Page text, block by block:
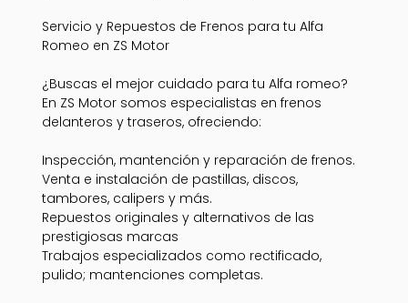
Servicio y Repuestos de Frenos para tu Alfa
Romeo en ZS Motor
¿Buscas el mejor cuidado para tu Alfa romeo?
En ZS Motor somos especialistas en frenos
delanteros y traseros, ofreciendo:
Inspección, mantención y reparación de frenos.
Venta e instalación de pastillas, discos,
tambores, calipers y más.
Repuestos originales y alternativos de las
prestigiosas marcas
Trabajos especializados como rectificado,
pulido; mantenciones completas.